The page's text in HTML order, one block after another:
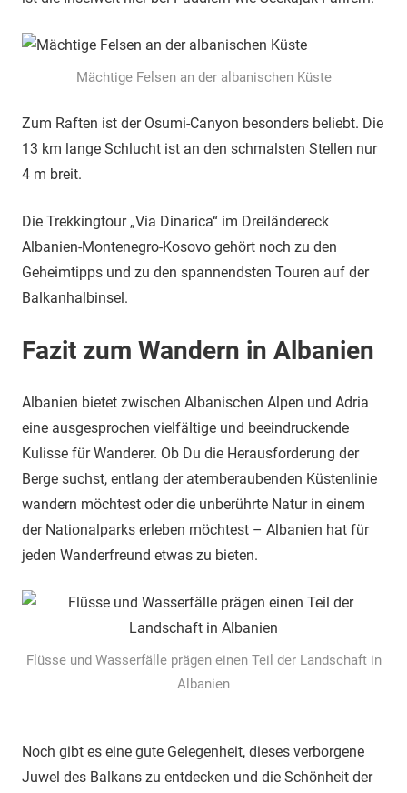
Mächtige Felsen an der albanischen Küste
Zum Raften ist der Osumi-Canyon besonders beliebt. Die
13 km lange Schlucht ist an den schmalsten Stellen nur
4 m breit.
Die Trekkingtour „Via Dinarica“ im Dreiländereck
Albanien-Montenegro-Kosovo gehört noch zu den
Geheimtipps und zu den spannendsten Touren auf der
Balkanhalbinsel.
Fazit zum Wandern in Albanien
Albanien bietet zwischen Albanischen Alpen und Adria
eine ausgesprochen vielfältige und beeindruckende
Kulisse für Wanderer. Ob Du die Herausforderung der
Berge suchst, entlang der atemberaubenden Küstenlinie
wandern möchtest oder die unberührte Natur in einem
der Nationalparks erleben möchtest – Albanien hat für
jeden Wanderfreund etwas zu bieten.
Flüsse und Wasserfälle prägen einen Teil der Landschaft in
Albanien
Noch gibt es eine gute Gelegenheit, dieses verborgene
Juwel des Balkans zu entdecken und die Schönheit der